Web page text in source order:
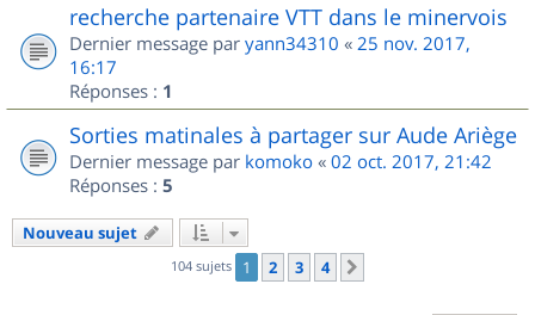
recherche partenaire VTT dans le minervois
Dernier message par yann34310 « 25 nov. 2017,
16:17
Réponses : 1
Sorties matinales à partager sur Aude Ariège
Dernier message par komoko « 02 oct. 2017, 21:42
Réponses : 5
Nouveau sujet
104 sujets 1 2 3 4